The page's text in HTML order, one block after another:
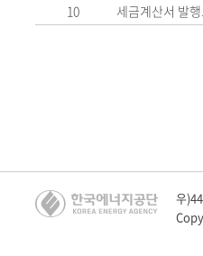
10
세금계산서 발
우